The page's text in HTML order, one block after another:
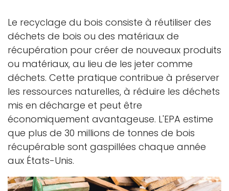
Le recyclage du bois consiste à réutiliser des
déchets de bois ou des matériaux de
récupération pour créer de nouveaux produits
ou matériaux, au lieu de les jeter comme
déchets. Cette pratique contribue à préserver
les ressources naturelles, à réduire les déchets
mis en décharge et peut être
économiquement avantageuse. L'EPA estime
que plus de 30 millions de tonnes de bois
récupérable sont gaspillées chaque année
aux États-Unis.